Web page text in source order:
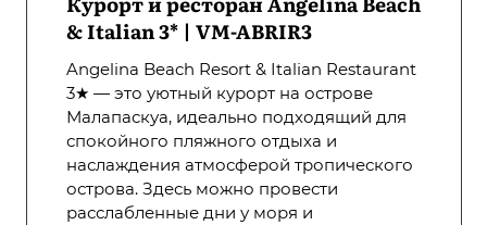
& Italian 3* | VM-ABRIR3
Angelina Beach Resort & Italian Restaurant
3★ — это уютный курорт на острове
Малапаскуа, идеально подходящий для
спокойного пляжного отдыха и
наслаждения атмосферой тропического
острова. Здесь можно провести
расслабленные дни у моря и